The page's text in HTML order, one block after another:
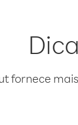
fornece